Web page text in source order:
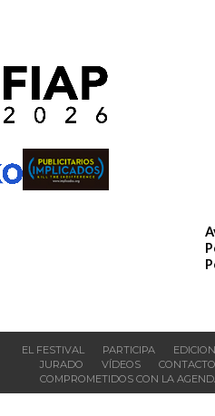
EL FESTIVAL PARTICIPA
JURADO
VÍDEOS
COMPROMETIDOS CON LA